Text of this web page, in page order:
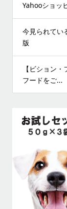
Yahooショッ
今見られてい
版
【ビション
フードをご...